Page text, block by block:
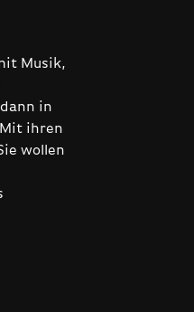
Musik,
in
ihren
wollen